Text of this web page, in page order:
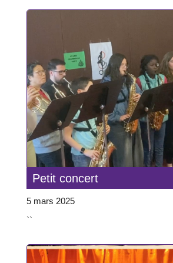
Petit concert
5 mars 2025
``